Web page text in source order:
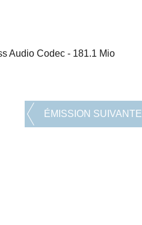
Audio Codec - 181.1 Mio
ÉMISSION SUIVANTE